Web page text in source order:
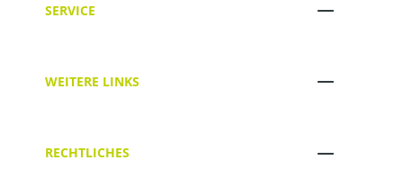
SERVICE
WEITERE LINKS
RECHTLICHES